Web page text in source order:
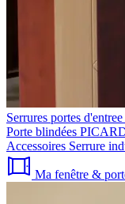
Serrures portes d'entree
Porte blindées
Accessoires Serrure
Ma fenêtre &